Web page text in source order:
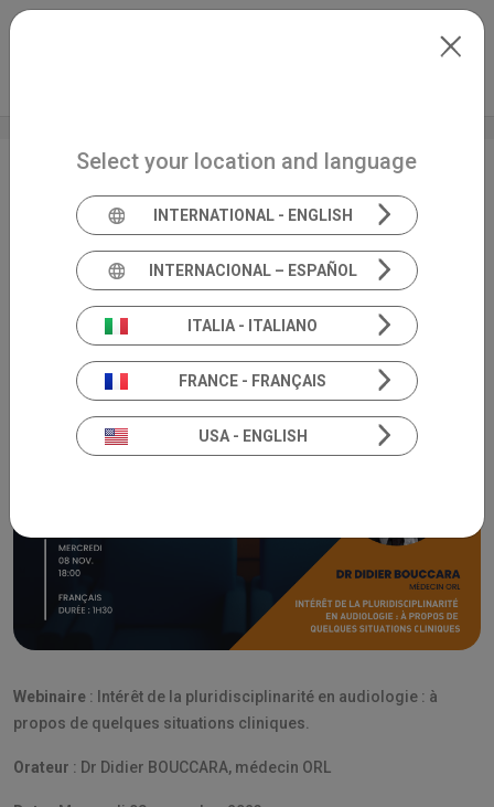
Skip to main content
Academia • Webinaire
Dr BOUCCARA • NOV.
2023
Webinaire : Intérêt de la pluridisciplinarité en audiologie : à
propos de quelques situations cliniques.
Orateur : Dr Didier BOUCCARA, médecin ORL
Select your location and language
INTERNATIONAL - ENGLISH
INTERNACIONAL – ESPAÑOL
ITALIA - ITALIANO
FRANCE - FRANÇAIS
USA - ENGLISH